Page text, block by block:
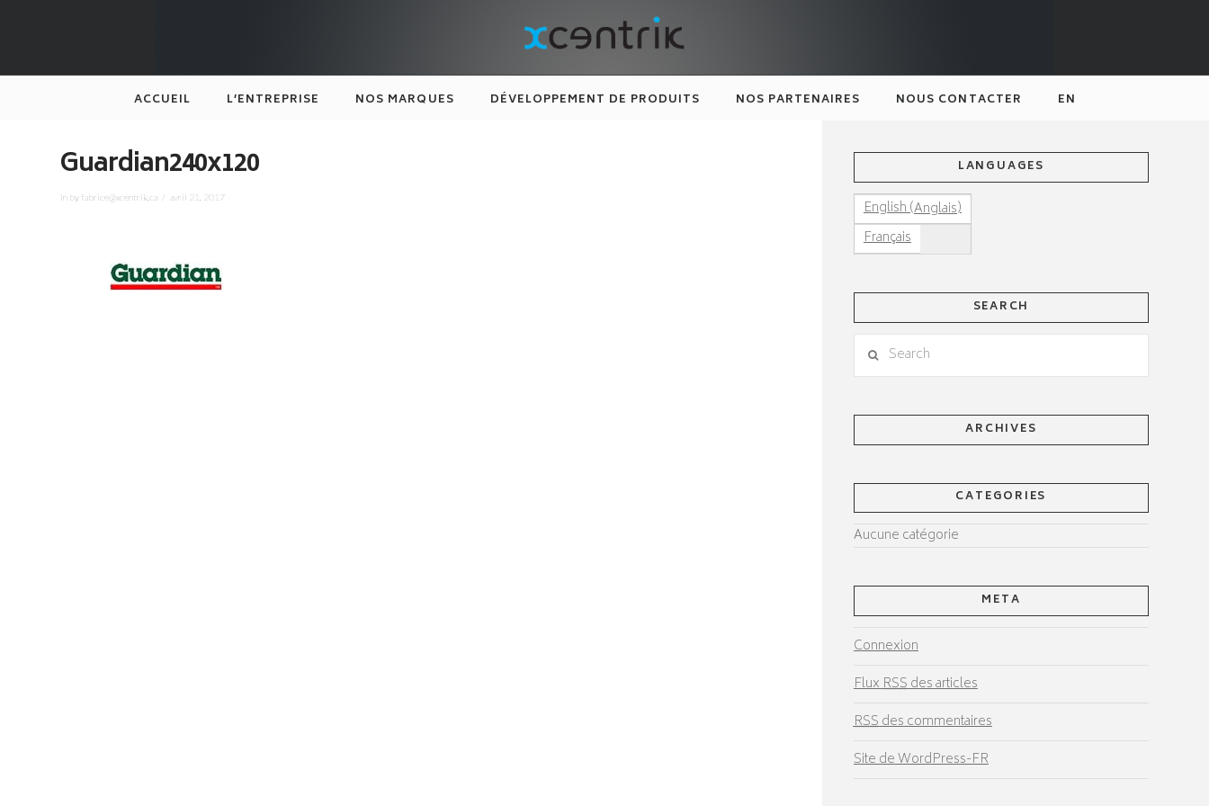
ACCUEIL L’ENTREPRISE NOS MARQUES DÉVELOPPEMENT DE PRODUITS NOS PARTENAIRES NOUS CONTACTER EN
Guardian240x120
In by fabrice@xcentrik.ca avril 21, 2017
LANGUAGES
English(Anglais)
Français
SEARCH
Search
ARCHIVES
CATEGORIES
Aucune catégorie
META
Connexion
FluxRSSdes articles
RSSdes commentaires
Site de WordPress-FR